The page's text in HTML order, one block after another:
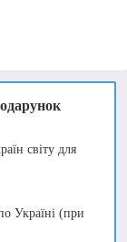
світу для
Україні (при